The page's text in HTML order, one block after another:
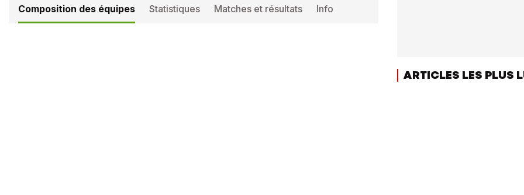
Composition des équipes Statistiques Matches et résultats Info
ARTICLES LES PLUS